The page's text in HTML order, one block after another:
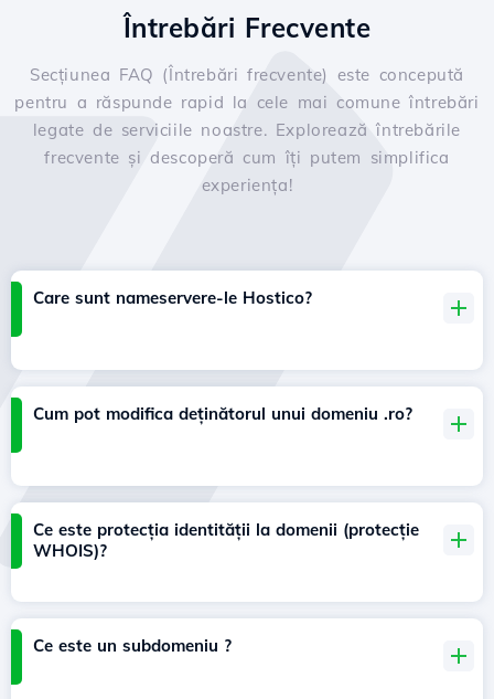
Întrebări Frecvente
Secțiunea FAQ (Întrebări frecvente) este concepută
pentru a răspunde rapid la cele mai comune întrebări
legate de serviciile noastre. Explorează întrebările
frecvente și descoperă cum îți putem simplifica
experiența!
Care sunt nameservere-le Hostico?
Cum pot modifica deținătorul unui domeniu .ro?
Ce este protecția identității la domenii (protecție
WHOIS)?
Ce este un subdomeniu ?